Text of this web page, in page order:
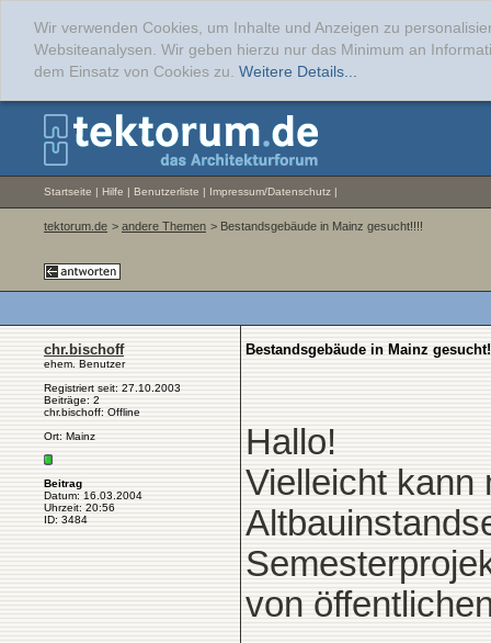
Wir verwenden Cookies, um Inhalte und Anzeigen zu
Websiteanalysen. Wir geben hierzu nur das Minimum an
dem Einsatz von Cookies zu. Weitere Details...
Startseite | Hilfe | Benutzerliste | Impressum/Datenschutz |
tektorum.de > andere Themen > Bestandsgebäude in Mainz gesucht!!!!
chr.bischoff
ehem. Benutzer
Registriert seit: 27.10.2003
Beiträge: 2
chr.bischoff: Offline
Ort: Mainz
Beitrag
Datum: 16.03.2004
Uhrzeit: 20:56
ID: 3484
Bestandsgebäude in Mainz
Hallo!
Vielleicht kann
von